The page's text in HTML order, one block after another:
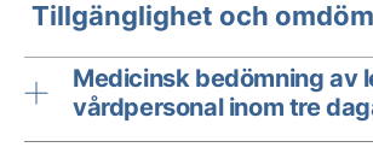
Tillgänglighet och
Medicinsk bedömning av
vårdpersonal inom tre